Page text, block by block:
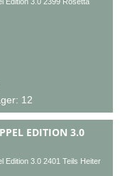
12
EDITION 3.0
Edition 3.0 2401 Teils Heiter